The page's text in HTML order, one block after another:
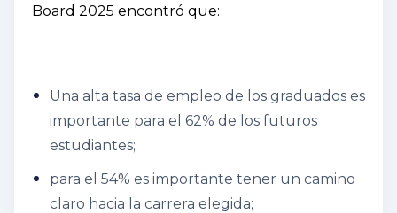
Board 2025 encontró que:
Una alta tasa de empleo de los graduados es
importante para el 62% de los futuros
estudiantes;
para el 54% es importante tener un camino
claro hacia la carrera elegida;